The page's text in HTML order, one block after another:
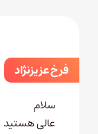
فرخ عزیزنژاد
سلام
عالی هستید